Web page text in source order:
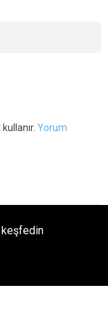
Yorum
keşfedin